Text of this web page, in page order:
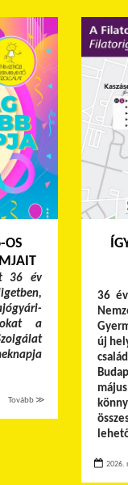
OS
36 év
a
Tovább ≫
36
új
2026.